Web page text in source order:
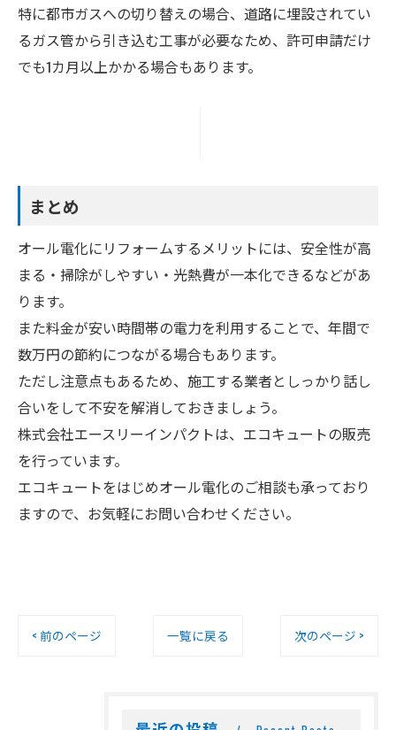
特に都市ガスへの切り替えの場合、道路に埋設されてい
るガス管から引き込む工事が必要なため、許可申請だけ
でも1カ月以上かかる場合もあります。
まとめ
オール電化にリフォームするメリットには、安全性が高
まる・掃除がしやすい・光熱費が一本化できるなどがあ
ります。
また料金が安い時間帯の電力を利用することで、年間で
数万円の節約につながる場合もあります。
ただし注意点もあるため、施工する業者としっかり話し
合いをして不安を解消しておきましょう。
株式会社エースリーインパクトは、エコキュートの販売
を行っています。
エコキュートをはじめオール電化のご相談も承っており
ますので、お気軽にお問い合わせください。
< 前のページ 一覧に戻る 次のページ >